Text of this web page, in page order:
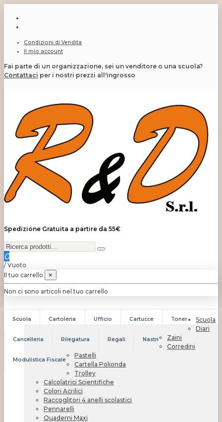
Condizioni di Vendita
Il mio account
Fai parte di un organizzazione, sei un venditore o una scuola?
Contattaci per i nostri prezzi all'ingrosso
Spedizione Gratuita a partire da 55€
0
/ Vuoto
Il tuo carrello
×
Non ci sono articoli nel tuo carrello
Scuola Cartoleria Ufficio Cartucce Toner
Cancelleria Rilegatura Regali Nastri
Modulistica Fiscale
Scuola
Diari
Zaini
Corredini
Pastelli
Cartella Polionda
Trolley
Calcolatrici Scientifiche
Colori Acrilici
Raccoglitori 4 anelli scolastici
Pennarelli
Quaderni Maxi